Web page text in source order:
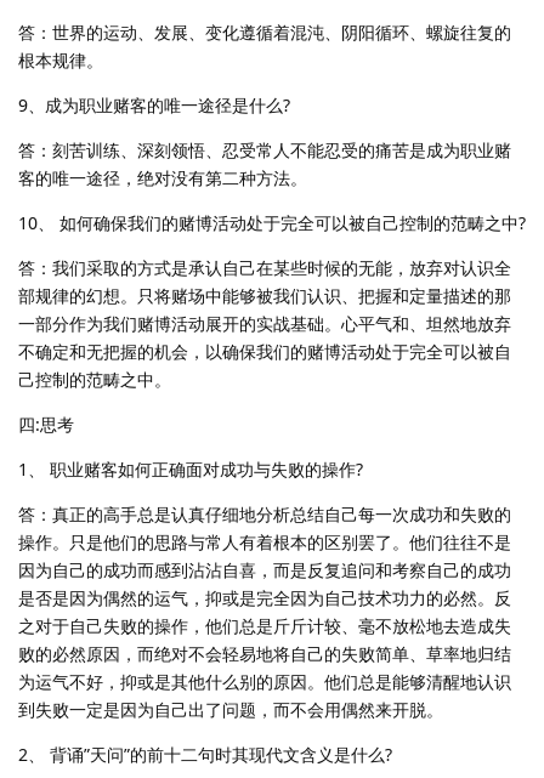
答：世界的运动、发展、变化遵循着混沌、阴阳循环、螺旋往复的
根本规律。
9、成为职业赌客的唯一途径是什么?
答：刻苦训练、深刻领悟、忍受常人不能忍受的痛苦是成为职业赌
客的唯一途径，绝对没有第二种方法。
10、 如何确保我们的赌博活动处于完全可以被自己控制的范畴之中?
答：我们采取的方式是承认自己在某些时候的无能，放弃对认识全
部规律的幻想。只将赌场中能够被我们认识、把握和定量描述的那
一部分作为我们赌博活动展开的实战基础。心平气和、坦然地放弃
不确定和无把握的机会，以确保我们的赌博活动处于完全可以被自
己控制的范畴之中。
四:思考
1、 职业赌客如何正确面对成功与失败的操作?
答：真正的高手总是认真仔细地分析总结自己每一次成功和失败的
操作。只是他们的思路与常人有着根本的区别罢了。他们往往不是
因为自己的成功而感到沾沾自喜，而是反复追问和考察自己的成功
是否是因为偶然的运气，抑或是完全因为自己技术功力的必然。反
之对于自己失败的操作，他们总是斤斤计较、毫不放松地去造成失
败的必然原因，而绝对不会轻易地将自己的失败简单、草率地归结
为运气不好，抑或是其他什么别的原因。他们总是能够清醒地认识
到失败一定是因为自己出了问题，而不会用偶然来开脱。
2、 背诵”天问”的前十二句时其现代文含义是什么?